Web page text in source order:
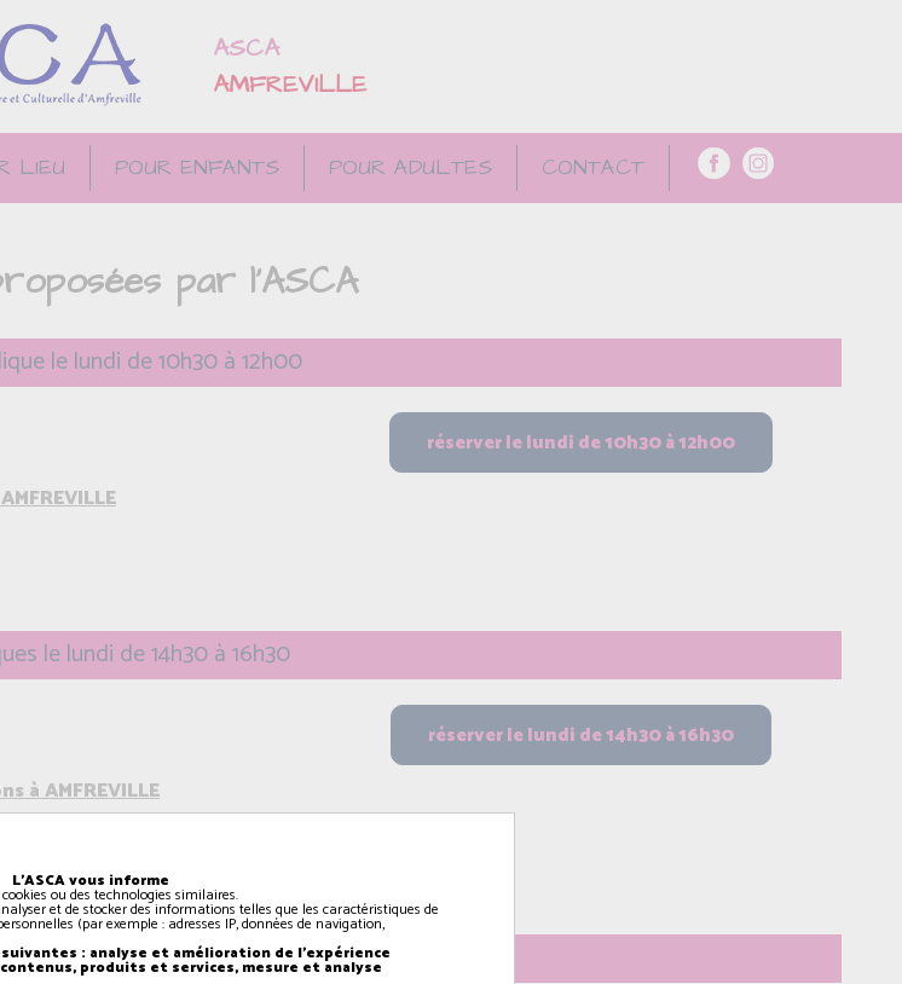
ASCA
AMFREVILLE
LIEU POUR ENFANTS POUR ADULTES CONTACT
par l'ASCA
le lundi de 10h30 à 12h00
le lundi de 14h30 à 16h30
à AMFREVILLE
lundi de 16h00 à 17h00
L'ASCA vous informe
ou des technologies similaires.
et de stocker des informations telles que les caractéristiques de
(par exemple : adresses IP, données de navigation,
: analyse et amélioration de l'expérience
produits et services, mesure et analyse